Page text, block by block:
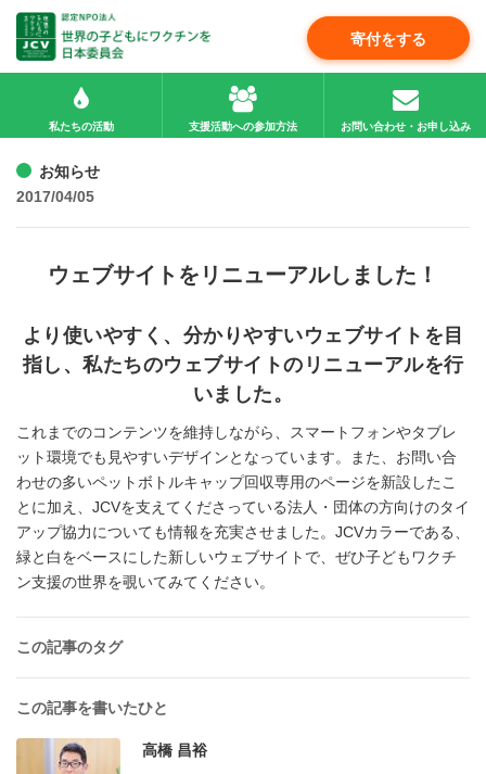
寄付をする
私たちの活動 支援活動への参加方法 お問い合わせ・お申し込み
お知らせ
2017/04/05
ウェブサイトをリニューアルしました！
より使いやすく、分かりやすいウェブサイトを目
指し、私たちのウェブサイトのリニューアルを行
いました。
これまでのコンテンツを維持しながら、スマートフォンやタブレ
ット環境でも見やすいデザインとなっています。また、お問い合
わせの多いペットボトルキャップ回収専用のページを新設したこ
とに加え、JCVを支えてくださっている法人・団体の方向けのタイ
アップ協力についても情報を充実させました。JCVカラーである、
緑と白をベースにした新しいウェブサイトで、ぜひ子どもワクチ
ン支援の世界を覗いてみてください。
この記事のタグ
この記事を書いたひと
高橋 昌裕